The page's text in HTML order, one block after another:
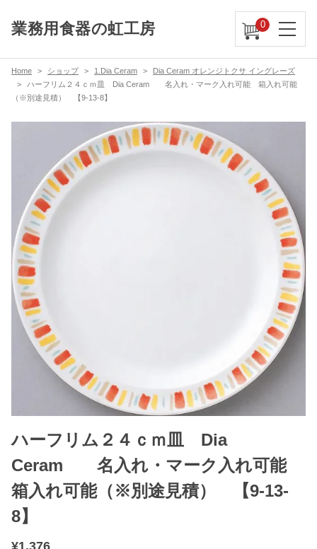
業務用食器の虹工房 0
Home ショップ 1.Dia Ceram
Dia Ceram オレンジトクサ イングレーズ
ハーフリム２４ｃｍ皿 Dia Ceram 名入れ・マーク入れ可能 箱入れ可能
（※別途見積） 【9-13-8】
ハーフリム２４ｃｍ皿 Dia
Ceram 名入れ・マーク入れ可能
箱入れ可能（※別途見積） 【9-13-
8】
¥1,376